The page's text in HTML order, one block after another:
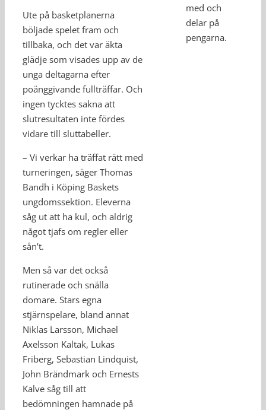
Ute på basketplanerna
böljade spelet fram och
tillbaka, och det var äkta
glädje som visades upp av de
unga deltagarna efter
poänggivande fullträffar. Och
ingen tycktes sakna att
slutresultaten inte fördes
vidare till sluttabeller.
– Vi verkar ha träffat rätt med
turneringen, säger Thomas
Bandh i Köping Baskets
ungdomssektion. Eleverna
såg ut att ha kul, och aldrig
något tjafs om regler eller
sån’t.
Men så var det också
rutinerade och snälla
domare. Stars egna
stjärnspelare, bland annat
Niklas Larsson, Michael
Axelsson Kaltak, Lukas
Friberg, Sebastian Lindquist,
John Brändmark och Ernests
Kalve såg till att
bedömningen hamnade på
med och
delar på
pengarna.